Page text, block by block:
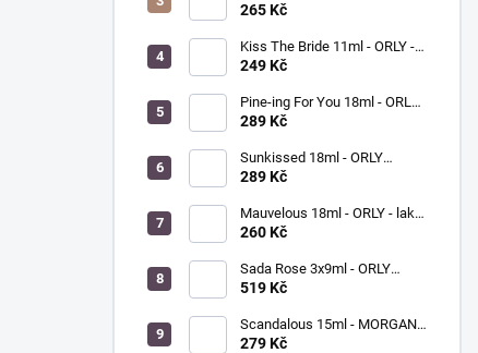
BREATHABLE - ošetřující lak
265 Kč
Kiss The Bride 11ml - ORLY -
lak na nehty
249 Kč
Pine-ing For You 18ml - ORLY
BREATHABLE - ošetřující
289 Kč
Sunkissed 18ml - ORLY
BREATHABLE - ošetřující
289 Kč
Mauvelous 18ml - ORLY - lak
na nehty
260 Kč
Sada Rose 3x9ml - ORLY
FRENCH MANICURE - sada
519 Kč
Scandalous 15ml - MORGAN
TAYLOR - lak na nehty
279 Kč